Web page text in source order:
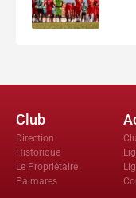
Club
Direction
Historique
Le Propriètaire
Palmares